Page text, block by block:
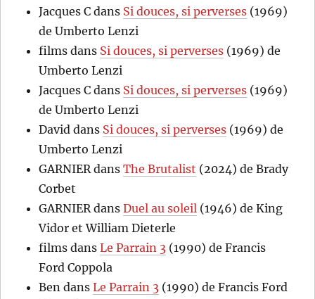
Jacques C dans Si douces, si perverses (1969)
de Umberto Lenzi
films dans Si douces, si perverses (1969) de
Umberto Lenzi
Jacques C dans Si douces, si perverses (1969)
de Umberto Lenzi
David dans Si douces, si perverses (1969) de
Umberto Lenzi
GARNIERdansThe Brutalist (2024) de Brady
Corbet
GARNIERdansDuel au soleil (1946) de King
Vidor et William Dieterle
films dansLe Parrain 3 (1990) de Francis
Ford Coppola
Ben dansLe Parrain 3 (1990) de Francis Ford